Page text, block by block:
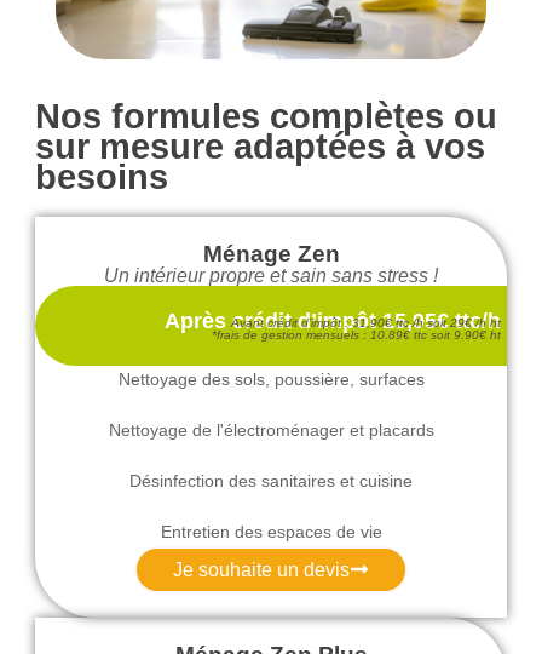
Nos formules complètes ou
sur mesure adaptées à vos
besoins
Ménage Zen
Un intérieur propre et sain sans stress !
Après crédit d’impôt 15,95€ ttc/h
Avant crédit d’impôt : 31,90€ ttc /h soit 29€ /h ht
*frais de gestion mensuels : 10.89€ ttc soit 9.90€ ht
Nettoyage des sols, poussière, surfaces
Nettoyage de l'électroménager et placards
Désinfection des sanitaires et cuisine
Entretien des espaces de vie
Je souhaite un devis